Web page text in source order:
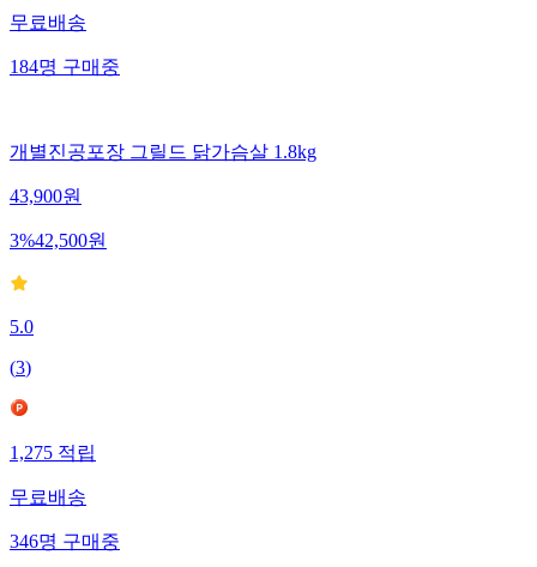
무료배송
184명구매중
개별진공포장 그릴드 닭가슴살 1.8kg
43,900원
3%42,500원
5.0
(3)
1,275적립
무료배송
346명구매중